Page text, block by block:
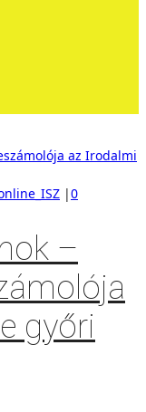
|0
–
győri